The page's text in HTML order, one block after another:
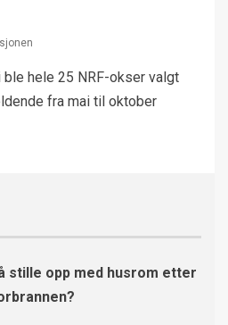
hele 25 NRF-okser valgt
fra mai til oktober
stille opp med husrom etter